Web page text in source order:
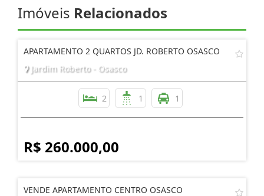
Imóveis Relacionados
APARTAMENTO 2 QUARTOS JD. ROBERTO OSASCO
Jardim Roberto - Osasco
2 1 1
R$ 260.000,00
VENDE APARTAMENTO CENTRO OSASCO